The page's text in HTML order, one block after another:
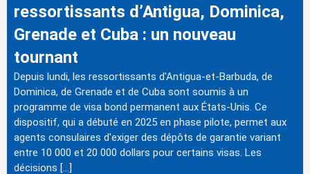
ressortissants d’Antigua, Dominica,
Grenade et Cuba : un nouveau
tournant
Depuis lundi, les ressortissants d'Antigua-et-Barbuda, de
Dominica, de Grenade et de Cuba sont soumis à un
programme de visa bond permanent aux États-Unis. Ce
dispositif, qui a débuté en 2025 en phase pilote, permet aux
agents consulaires d'exiger des dépôts de garantie variant
entre 10 000 et 20 000 dollars pour certains visas. Les
décisions […]